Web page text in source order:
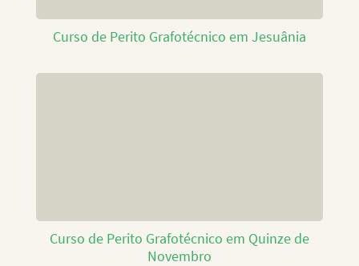
Curso de Perito Grafotécnico em Jesuânia
Curso de Perito Grafotécnico em Quinze de
Novembro